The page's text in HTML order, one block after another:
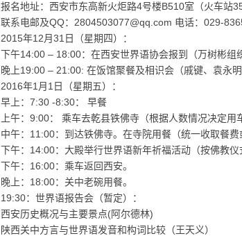
报名地址：西安市东高新火炬路4号楼B510室（火车站
联系电邮及QQ：2804503077@qq.com 电话：029-
2015年12月31日（星期四）：
下午14:00 – 18:00：在西安世界语协会报到（万树彬组
晚上19:00 – 21:00: 在饭馆聚餐及相识会（戚键、袁永明
2016年1月1日（星期五）：
早上：7:30 -8:30： 早餐
上午：9:00： 乘车去乾县铁佛寺（根据人数情况决定用
中午：11:00：到达铁佛寺。在寺院用餐（统一收取餐费
下午：14:00：大殿举行世界语新年祈福活动（按佛教仪
下午：16:00：乘车返回西安。
晚上：18:00：关中老碗用餐。
19:30：世界语报告会（暂定）：
西安历史概况与主要景点(阿尔德林)
陕西关中方言与世界语发音和构词比较（王天义）